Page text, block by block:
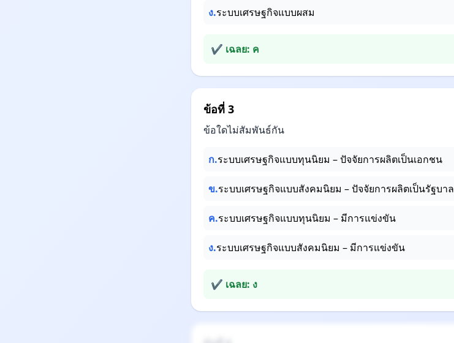
ง.ระบบเศรษฐกิจแบบผสม
✔ เฉลย: ค
ข้อที่ 3
ข้อใดไม่สัมพันธ์กัน
ก.ระบบเศรษฐกิจแบบทุนนิยม – ปัจจัยการผลิตเป็นเอกชน
ข.ระบบเศรษฐกิจแบบสังคมนิยม – ปัจจัยการผลิตเป็นรัฐบาล
ค.ระบบเศรษฐกิจแบบทุนนิยม – มีการแข่งขัน
ง.ระบบเศรษฐกิจแบบสังคมนิยม – มีการแข่งขัน
✔ เฉลย: ง